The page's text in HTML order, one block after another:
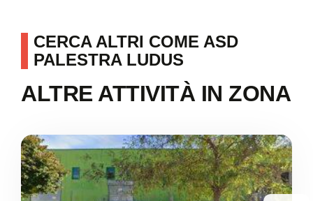
CERCA ALTRI COME ASD
PALESTRA LUDUS
ALTRE ATTIVITÀ IN ZONA